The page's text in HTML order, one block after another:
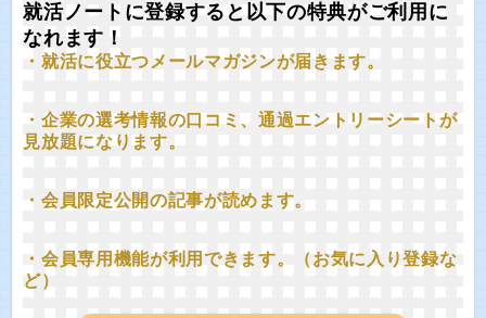
就活ノートに登録すると以下の特典がご利用に
なれます！
・就活に役立つメールマガジンが届きます。
・企業の選考情報の口コミ、通過エントリーシートが
見放題になります。
・会員限定公開の記事が読めます。
・会員専用機能が利用できます。（お気に入り登録な
ど）